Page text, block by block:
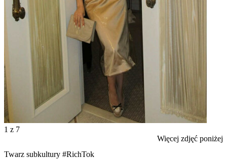
1 z 7
Więcej zdjęć poniżej
Twarz subkultury #RichTok